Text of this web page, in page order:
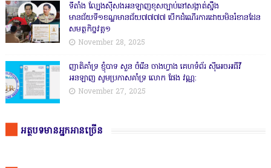
ទីតាំង ល្បែងស៊ីសងអនឡាញខុសច្បាប់នៅសង្កាត់សឹ្ចង
មានជ័យទី១ខណ្ឌមានជ័យ៧៧៧៧ បើកដំណើរការដោយមិនរំខានដែន
សមត្ថកិច្ចវគ្គ១
November 28, 2025
ញាតិគាំទ្រ ខ្ញុំបាទ សួន ចំរើន ចាងហ្វាង គេហទំព័រ ស៊ីអេចអធីវី
អនឡាញ សូមប្រកាសគាំទ្រ លោក ផែង វណ្ណ:
November 27, 2025
អត្ថបទមានអ្នកអានច្រើន